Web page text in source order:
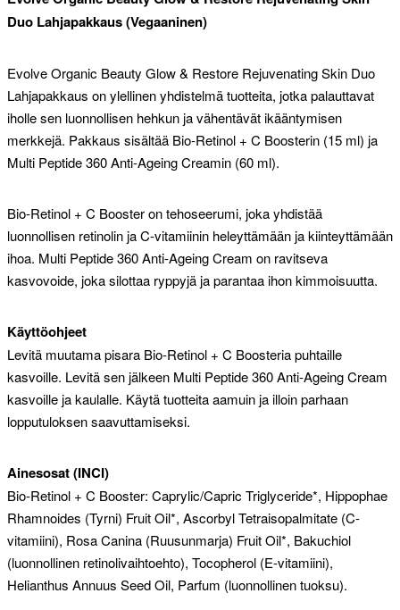
Duo Lahjapakkaus (Vegaaninen)
Evolve Organic Beauty Glow & Restore Rejuvenating Skin Duo
Lahjapakkaus on ylellinen yhdistelmä tuotteita, jotka palauttavat
iholle sen luonnollisen hehkun ja vähentävät ikääntymisen
merkkejä. Pakkaus sisältää Bio-Retinol + C Boosterin (15 ml) ja
Multi Peptide 360 Anti-Ageing Creamin (60 ml).
Bio-Retinol + C Booster on tehoseerumi, joka yhdistää
luonnollisen retinolin ja C-vitamiinin heleyttämään ja kiinteyttämään
ihoa. Multi Peptide 360 Anti-Ageing Cream on ravitseva
kasvovoide, joka silottaa ryppyjä ja parantaa ihon kimmoisuutta.
Käyttöohjeet
Levitä muutama pisara Bio-Retinol + C Boosteria puhtaille
kasvoille. Levitä sen jälkeen Multi Peptide 360 Anti-Ageing Cream
kasvoille ja kaulalle. Käytä tuotteita aamuin ja illoin parhaan
lopputuloksen saavuttamiseksi.
Ainesosat (INCI)
Bio-Retinol + C Booster: Caprylic/Capric Triglyceride*, Hippophae
Rhamnoides (Tyrni) Fruit Oil*, Ascorbyl Tetraisopalmitate (C-
vitamiini), Rosa Canina (Ruusunmarja) Fruit Oil*, Bakuchiol
(luonnollinen retinolivaihtoehto), Tocopherol (E-vitamiini),
Helianthus Annuus Seed Oil, Parfum (luonnollinen tuoksu).